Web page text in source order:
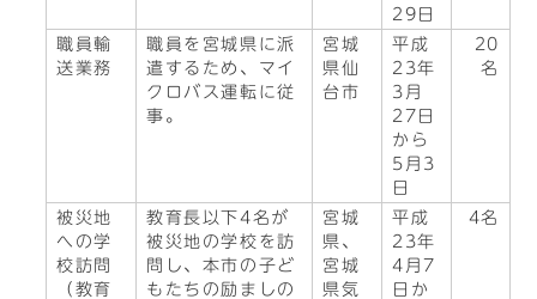
29日
職員輸
送業務
職員を宮城県に派
遣するため、マイ
クロバス運転に従
事。
宮城
県仙
台市
平成
23年
3月
27日
から
5月3
日
20
名
被災地
への学
校訪問
（教育
教育長以下4名が
被災地の学校を訪
問し、本市の子ど
もたちの励ましの
宮城
県、
宮城
県気
平成
23年
4月7
日か
4名